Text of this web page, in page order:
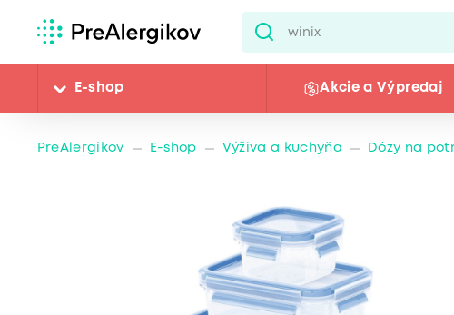
E-shop Akcie a Výpredaj
PreAlergikov E-shop Výživa a kuchyňa Dózy na